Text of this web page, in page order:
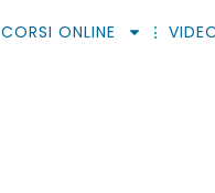
CORSI ONLINE